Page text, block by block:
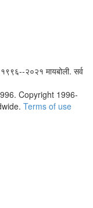
२०२१ मायबोली. सर्व
Copyright 1996-
Terms of use